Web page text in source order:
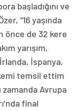
başladığını ve
“16 yaşında
önce de 32 kere
yarışım,
İspanya,
temsil ettim
zamanda Avrupa
final